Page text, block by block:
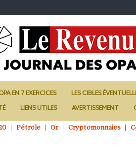
EN 7 EXERCICES LES CIBLES
LIENS UTILES AVERTISSEMENT
Pétrole Or Cryptomonnaies